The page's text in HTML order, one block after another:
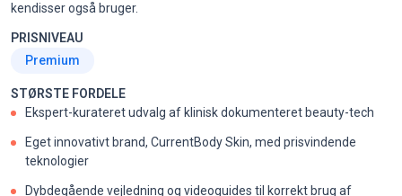
kendisser også bruger.
PRISNIVEAU
Premium
STØRSTE FORDELE
Ekspert-kurateret udvalg af klinisk dokumenteret beauty-tech
Eget innovativt brand, CurrentBody Skin, med prisvindende
teknologier
Dybdegående vejledning og videoguides til korrekt brug af